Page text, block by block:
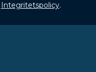
Integritetspolicy.